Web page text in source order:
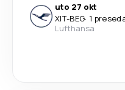
uto 27 okt
XIT-BEG· 1
Lufthansa